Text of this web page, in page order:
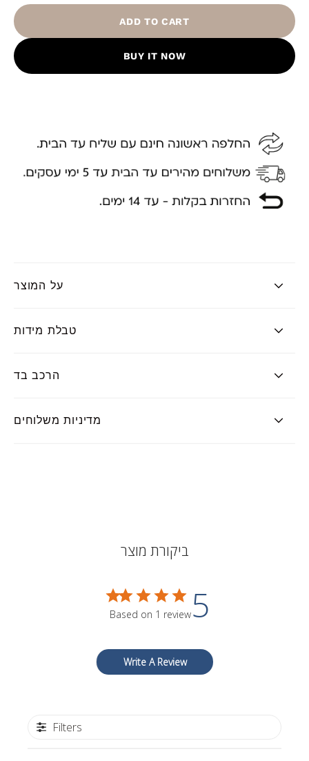
ADD TO CART
BUY IT NOW
על המוצר
טבלת מידות
הרכב בד
מדיניות משלוחים
ביקורת מוצר
5
Based on 1 review
Write A Review
Filters